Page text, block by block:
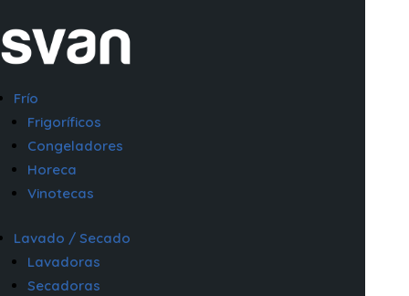
Frío
Frigoríficos
Congeladores
Horeca
Vinotecas
Lavado / Secado
Lavadoras
Secadoras